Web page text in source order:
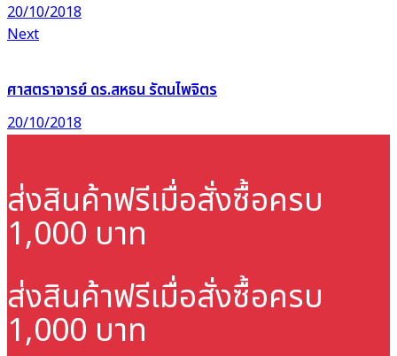
20/10/2018
Next
ศาสตราจารย์ ดร.สหธน รัตนไพจิตร
20/10/2018
ส่งสินค้าฟรีเมื่อสั่งซื้อครบ
1,000 บาท
ส่งสินค้าฟรีเมื่อสั่งซื้อครบ
1,000 บาท